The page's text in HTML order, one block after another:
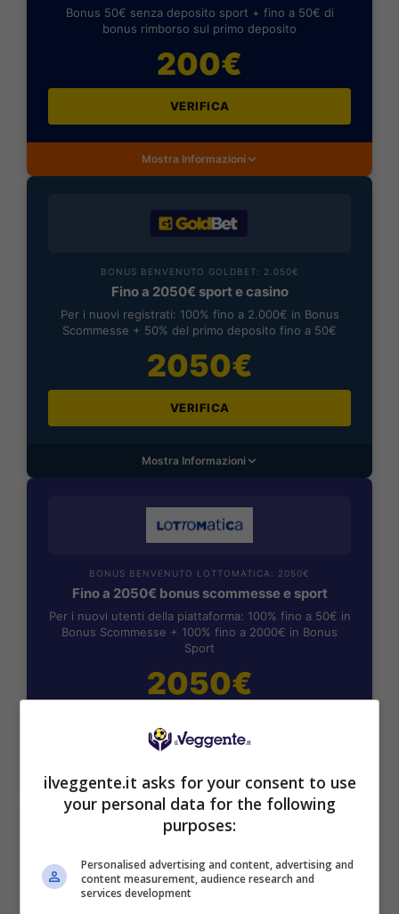
Bonus 50€ senza deposito sport + fino a 50€ di
bonus rimborso sul primo deposito
200€
VERIFICA
Mostra Informazioni
BONUS BENVENUTO GOLDBET: 2.050€
Fino a 2050€ sport e casino
Per i nuovi registrati: 100% fino a 2.000€ in Bonus
Scommesse + 50% del primo deposito fino a 50€
2050€
VERIFICA
Mostra Informazioni
BONUS BENVENUTO LOTTOMATICA: 2050€
Fino a 2050€ bonus scommesse e sport
Per i nuovi utenti della piattaforma: 100% fino a 50€ in
Bonus Scommesse + 100% fino a 2000€ in Bonus
Sport
2050€
Mostra Informazioni
SNAI
Bonus Benvenuto Sport: fino a 1.000€
ilveggente.it asks for your consent to use
your personal data for the following
purposes:
Personalised advertising and content, advertising and
content measurement, audience research and
services development